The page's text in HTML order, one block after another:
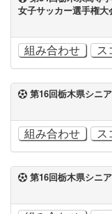
女子サッカー選手権
組み合わせ ス
第16回栃木県シニ
組み合わせ ス
第16回栃木県シニ